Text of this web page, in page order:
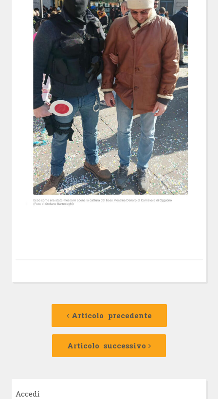
Navigazione
Articolo precedente
Articolo
Articolo successivo
Articolo
Accedi